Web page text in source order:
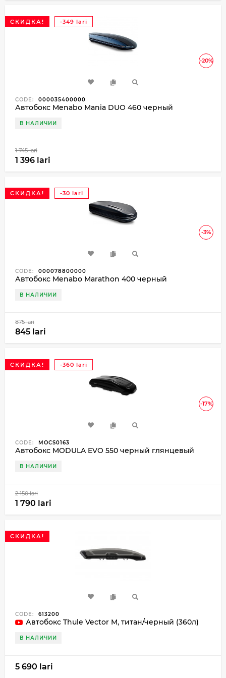
-20%
СКИДКА! -349 lari
CODE: 000035400000
Автобокс Menabo Mania DUO 460 черный
В НАЛИЧИИ
1 745 lari
1 396 lari
-3%
СКИДКА! -30 lari
CODE: 000078800000
Автобокс Menabo Marathon 400 черный
В НАЛИЧИИ
875 lari
845 lari
-17%
СКИДКА! -360 lari
CODE: MOCS0163
Автобокс MODULA EVO 550 черный глянцевый
В НАЛИЧИИ
2 150 lari
1 790 lari
СКИДКА!
CODE: 613200
Автобокс Thule Vector M, титан/черный (360л)
В НАЛИЧИИ
5 690 lari